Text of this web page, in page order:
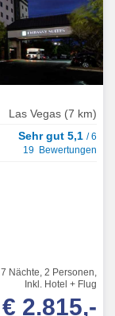
Las Vegas (7 km)
Sehr gut 5,1 / 6
19 Bewertungen
7 Nächte, 2 Personen,
Inkl. Hotel + Flug
€ 2.815,-